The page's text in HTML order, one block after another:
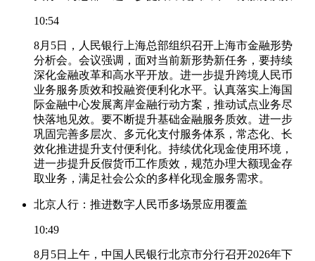
10:54
8月5日，人民银行上海总部组织召开上海市金融形势
分析会。会议强调，面对当前新形势新任务，要持续
深化金融改革和高水平开放。进一步提升跨境人民币
业务服务质效和投融资便利化水平。认真落实上海国
际金融中心发展离岸金融行动方案，推动试点业务尽
快落地见效。要不断提升基础金融服务质效。进一步
巩固完善多层次、多元化支付服务体系，常态化、长
效化推进提升支付便利化。持续优化现金使用环境，
进一步提升反假货币工作质效，规范办理大额现金存
取业务，满足社会公众的多样化现金服务需求。
北京人行：推进数字人民币多场景应用覆盖
10:49
8月5日上午，中国人民银行北京市分行召开2026年下